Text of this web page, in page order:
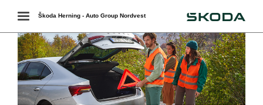
Toggle
navigation
Škoda Herning - Auto Group Nordvest